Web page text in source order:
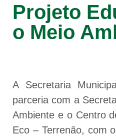
Projeto
o Meio
A Secretaria
parceria com a
Ambiente e o Centro
Eco – Terrenão, com